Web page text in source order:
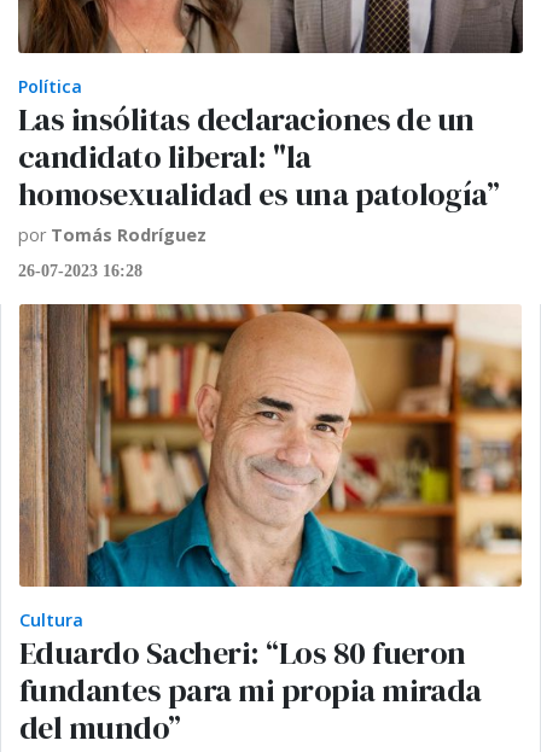
Política
Las insólitas declaraciones de un
candidato liberal: "la
homosexualidad es una patología”
por Tomás Rodríguez
26-07-2023 16:28
Cultura
Eduardo Sacheri: “Los 80 fueron
fundantes para mi propia mirada
del mundo”